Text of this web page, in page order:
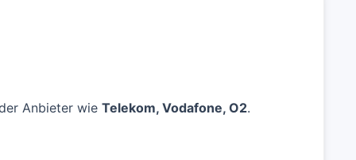
Anbieter wie Telekom, Vodafone, O2.